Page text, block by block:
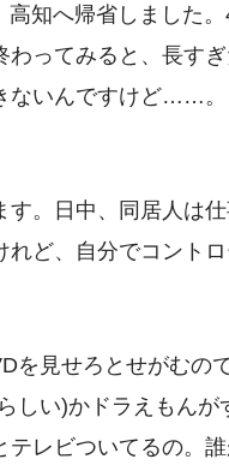
知へ帰省しました
ってみると、長す
ないんですけど……。
。日中、同居人は
ど、自分でコント
を見せろとせがむの
い)かドラえもんが
レビついてるの。